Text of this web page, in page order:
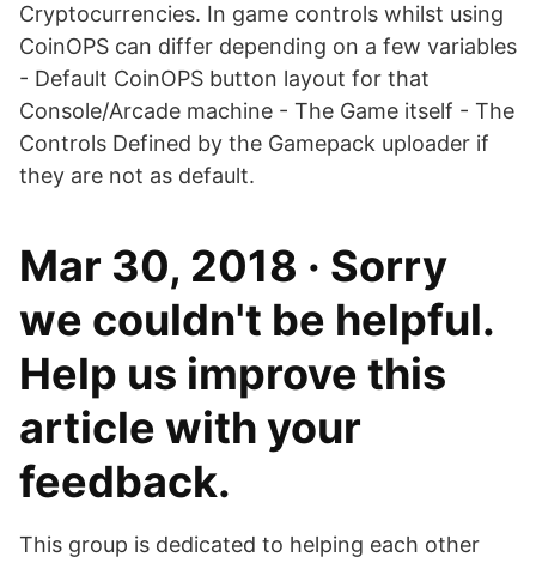
Cryptocurrencies. In game controls whilst using
CoinOPS can differ depending on a few variables
- Default CoinOPS button layout for that
Console/Arcade machine - The Game itself - The
Controls Defined by the Gamepack uploader if
they are not as default.
Mar 30, 2018 · Sorry
we couldn't be helpful.
Help us improve this
article with your
feedback.
This group is dedicated to helping each other